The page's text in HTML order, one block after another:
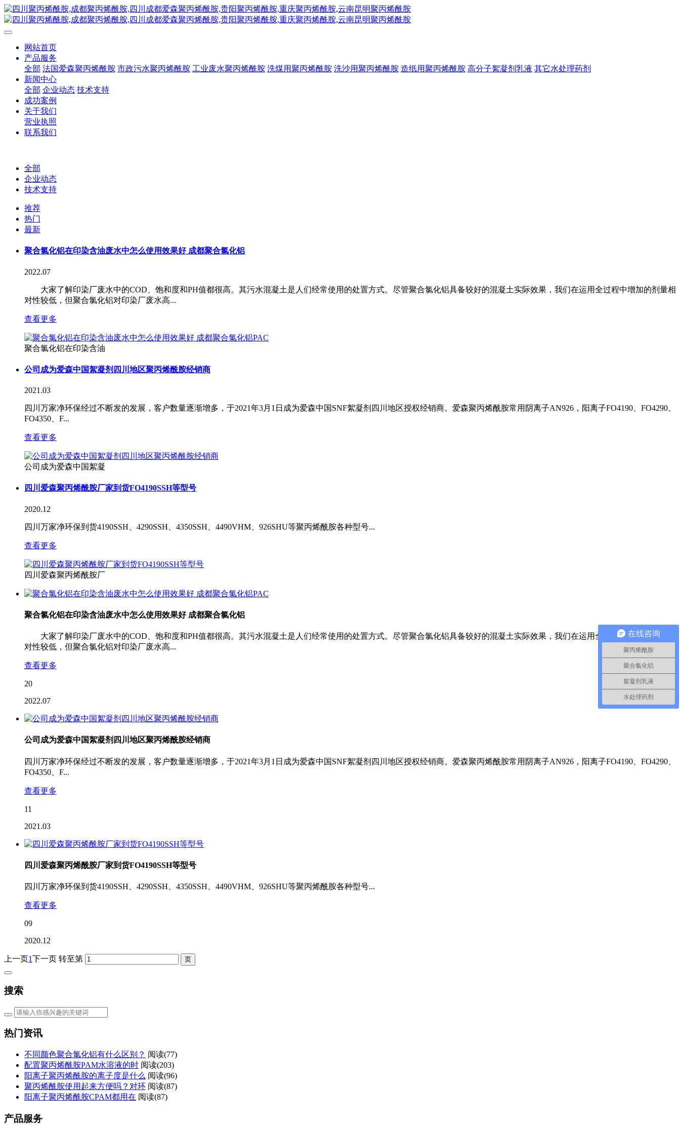
网站首页
产品服务
全部 法国爱森聚丙烯酰胺 市政污水聚丙烯酰胺 工业废水聚丙烯酰胺 洗煤用聚丙烯酰胺 洗沙用聚丙烯酰胺 造纸用聚丙烯酰胺 高分子絮凝剂乳液 其它水处理药剂
新闻中心
全部 企业动态 技术支持
成功案例
关于我们
营业执照
联系我们
全部
企业动态
技术支持
推荐
热门
最新
聚合氯化铝在印染含油废水中怎么使用效果好 成都聚合氯化铝
2022.07
大家了解印染厂废水中的COD、饱和度和PH值都很高。其污水混凝土是人们经常使用的处置方式。尽管聚合氯化铝具备较好的混凝土实际效果，我们在运用全过程中增加的剂量相
对性较低，但聚合氯化铝对印染厂废水高...
查看更多
聚合氯化铝在印染含油
公司成为爱森中国絮凝剂四川地区聚丙烯酰胺经销商
2021.03
四川万家净环保经过不断发的发展，客户数量逐渐增多，于2021年3月1日成为爱森中国SNF絮凝剂四川地区授权经销商。爱森聚丙烯酰胺常用阴离子AN926，阳离子FO4190、FO4290、
FO4350、F...
查看更多
公司成为爱森中国絮凝
四川爱森聚丙烯酰胺厂家到货FO4190SSH等型号
2020.12
四川万家净环保到货4190SSH、4290SSH、4350SSH、4490VHM、926SHU等聚丙烯酰胺各种型号...
查看更多
四川爱森聚丙烯酰胺厂
聚合氯化铝在印染含油废水中怎么使用效果好 成都聚合氯化铝
大家了解印染厂废水中的COD、饱和度和PH值都很高。其污水混凝土是人们经常使用的处置方式。尽管聚合氯化铝具备较好的混凝土实际效果，我们在运用全过程中增加的剂量相
对性较低，但聚合氯化铝对印染厂废水高...
查看更多
20
2022.07
公司成为爱森中国絮凝剂四川地区聚丙烯酰胺经销商
四川万家净环保经过不断发的发展，客户数量逐渐增多，于2021年3月1日成为爱森中国SNF絮凝剂四川地区授权经销商。爱森聚丙烯酰胺常用阴离子AN926，阳离子FO4190、FO4290、
FO4350、F...
查看更多
11
2021.03
四川爱森聚丙烯酰胺厂家到货FO4190SSH等型号
四川万家净环保到货4190SSH、4290SSH、4350SSH、4490VHM、926SHU等聚丙烯酰胺各种型号...
查看更多
09
2020.12
上一页1下一页 转至第
搜索
热门资讯
不同颜色聚合氯化铝有什么区别？ 阅读(77)
配置聚丙烯酰胺PAM水溶液的时 阅读(203)
阳离子聚丙烯酰胺的离子度是什么 阅读(96)
聚丙烯酰胺使用起来方便吗？对环 阅读(87)
阳离子聚丙烯酰胺CPAM都用在 阅读(87)
产品服务
在线咨询
聚丙烯酰胺
聚合氯化铝
絮凝剂乳液
水处理药剂